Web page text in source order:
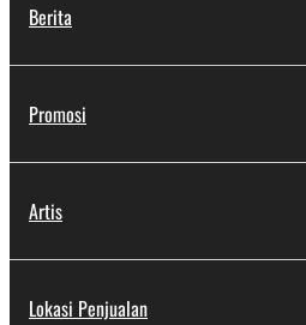
Berita
Promosi
Artis
Lokasi Penjualan